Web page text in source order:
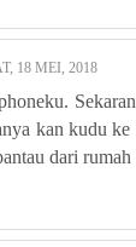
18 MEI, 2018
kan kudu
dari rumah